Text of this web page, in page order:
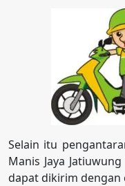
Selain itu
Manis Jaya
dapat dikirim dengan